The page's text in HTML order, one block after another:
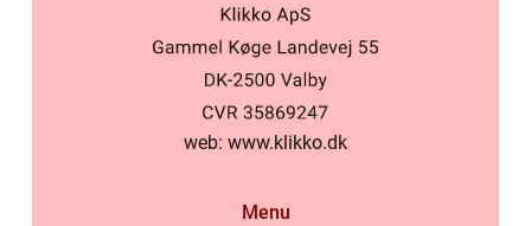
web: www.klikko.dk
Menu